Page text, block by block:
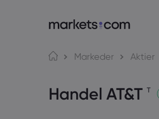
Markeder Aktier
Handel AT&T T